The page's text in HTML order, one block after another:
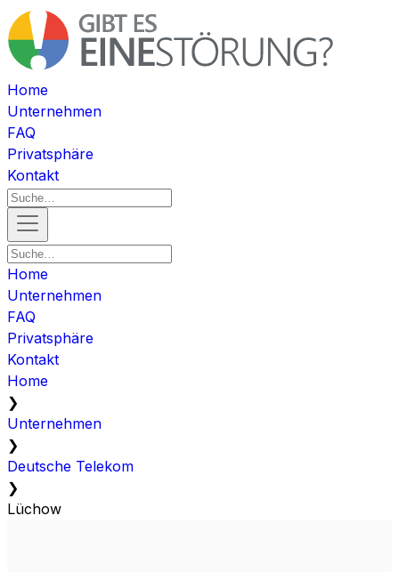
Home
Unternehmen
FAQ
Privatsphäre
Kontakt
Home
Unternehmen
FAQ
Privatsphäre
Kontakt
Home
❯
Unternehmen
❯
Deutsche Telekom
❯
Lüchow